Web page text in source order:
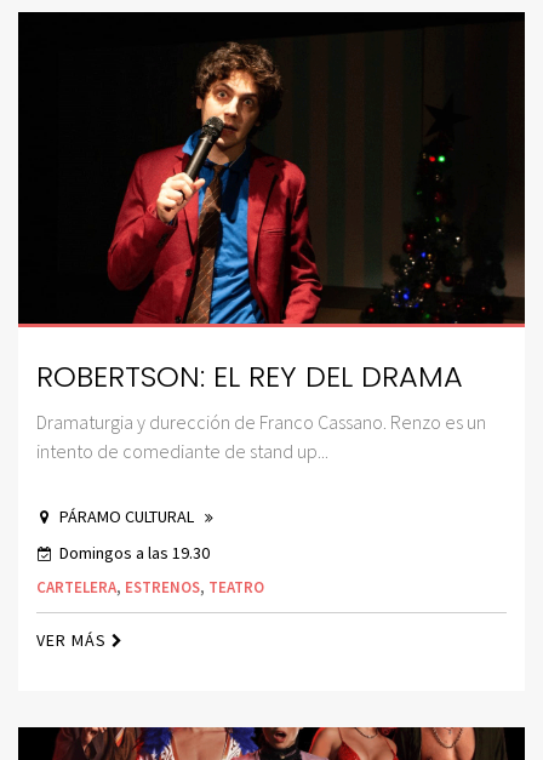
ROBERTSON: EL REY DEL DRAMA
Dramaturgia y durección de Franco Cassano. Renzo es un
intento de comediante de stand up...
PÁRAMO CULTURAL
Domingos a las 19.30
CARTELERA, ESTRENOS, TEATRO
VER MÁS